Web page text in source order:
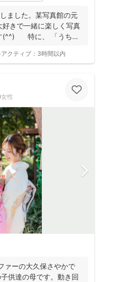
ました。某写真館の元
きで一緒に楽しく写真
(^^) 特に、 「うち
クティブ： 3時間以内
女性
ァーの大久保さやかで
供達の母です。動き回